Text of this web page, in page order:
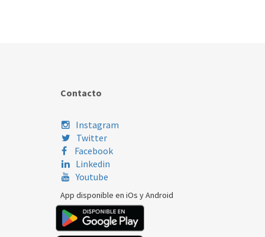
Contacto
Instagram
Twitter
Facebook
Linkedin
Youtube
App disponible en iOs y Android